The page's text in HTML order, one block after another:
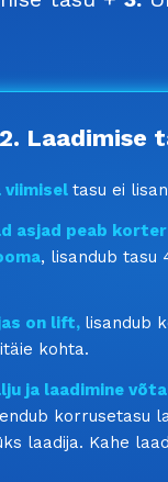
2. Laadimise
viimisel tasu ei
asjad peab
, lisandub tasu
on lift, lisandub
kohta.
ja laadimine
korrusetasu
laadija. Kahe